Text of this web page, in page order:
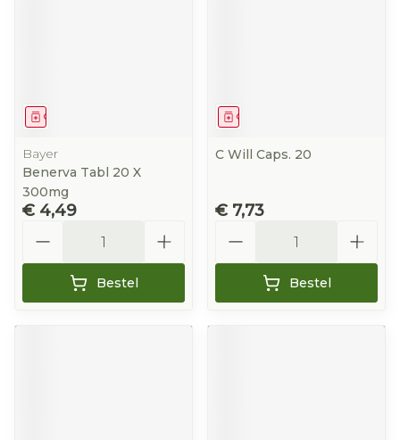
Geneesmiddel
Bayer
Benerva Tabl 20 X
300mg
€ 4,49
Bestel
Geneesmiddel
C Will Caps. 20
€ 7,73
Bestel